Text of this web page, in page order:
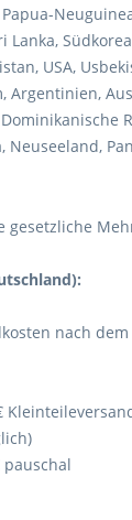
Lanka,
USA,
Argentinien,
gesetzliche
nach
pauschal